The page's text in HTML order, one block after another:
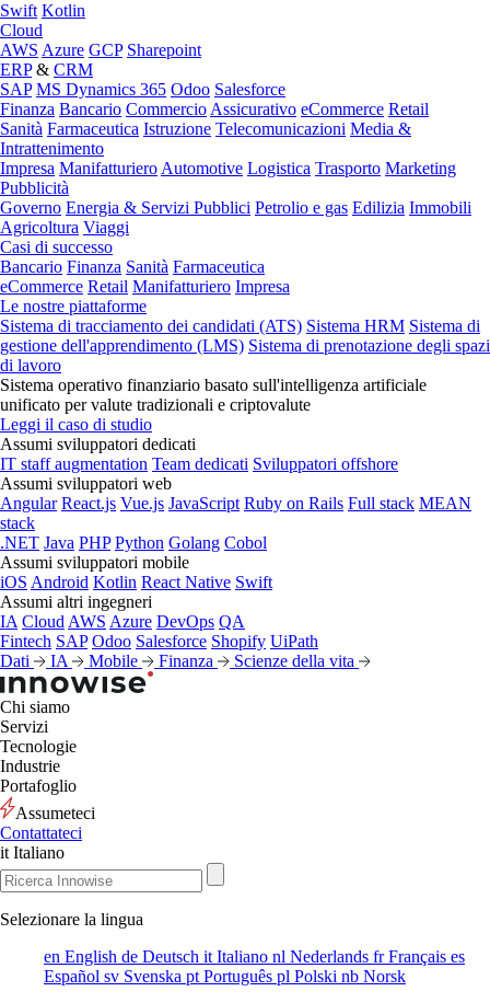
Swift Kotlin
Cloud
AWS Azure GCP Sharepoint
ERP& CRM
SAP MS Dynamics 365 Odoo Salesforce
Finanza Bancario Commercio Assicurativo eCommerce Retail
Sanità Farmaceutica Istruzione Telecomunicazioni Media &
Intrattenimento
Impresa Manifatturiero Automotive Logistica Trasporto Marketing
Pubblicità
Governo Energia & Servizi Pubblici Petrolio e gas Edilizia Immobili
Agricoltura Viaggi
Casi di successo
Bancario Finanza Sanità Farmaceutica
eCommerce Retail Manifatturiero Impresa
Le nostre piattaforme
Sistema di tracciamento dei candidati (ATS) Sistema HRM Sistema di
gestione dell'apprendimento (LMS) Sistema di prenotazione degli spazi
di lavoro
Sistema operativo finanziario basato sull'intelligenza artificiale
unificato per valute tradizionali e criptovalute
Leggi il caso di studio
Assumi sviluppatori dedicati
IT staff augmentation Team dedicati Sviluppatori offshore
Assumi sviluppatori web
Angular React.js Vue.js JavaScript Ruby on Rails Full stack MEAN
stack
.NET Java PHP Python Golang Cobol
Assumi sviluppatori mobile
iOS Android Kotlin React Native Swift
Assumi altri ingegneri
IA Cloud AWS Azure DevOps QA
Fintech SAP Odoo Salesforce Shopify UiPath
Dati
IA Mobile Finanza Scienze della vita
Chi siamo
Servizi
Tecnologie
Industrie
Portafoglio
Assumeteci
Contattateci
it Italiano
Selezionare la lingua
en English de Deutsch it Italiano nl Nederlands frFrançais es
Español sv Svenska pt Português pl Polski nb Norsk